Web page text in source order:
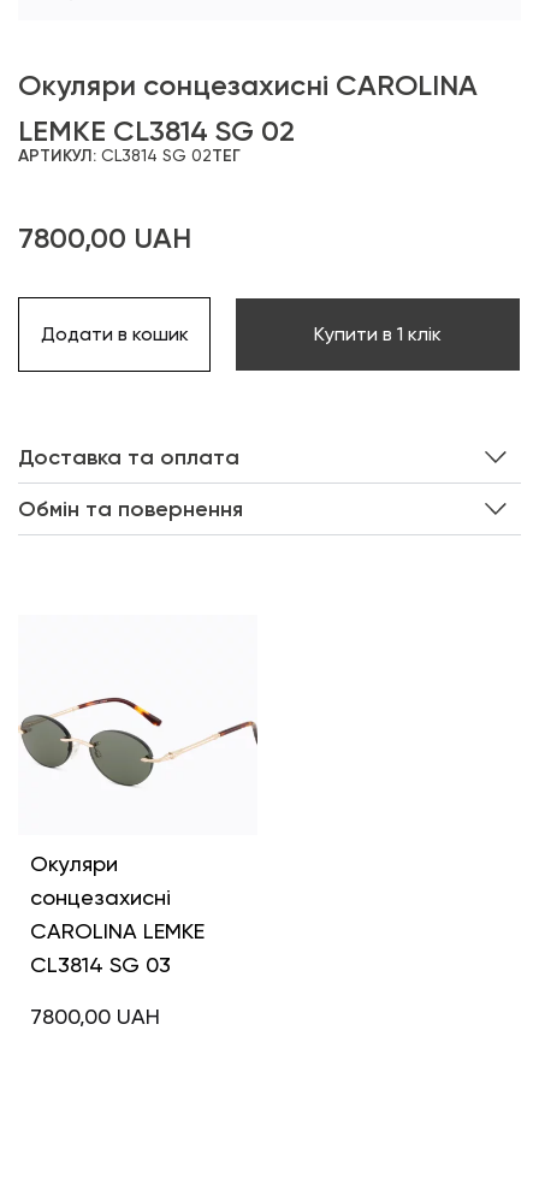
Окуляри сонцезахисні CAROLINA
LEMKE CL3814 SG 02
АРТИКУЛ: CL3814 SG 02ТЕГ
7800,00 UAH
Додати в кошик Купити в 1 клік
Доставка та оплата
Обмін та повернення
Інші кольори
Окуляри
сонцезахисні
CAROLINA LEMKE
CL3814 SG 03
7800,00 UAH